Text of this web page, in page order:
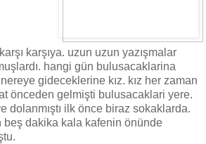
karşıya. uzun uzun yazışmalar
hangi gün bulusacaklarina
gideceklerine kız. kız her zaman
önceden gelmişti bulusacaklari yere.
dolanmıştı ilk önce biraz sokaklarda.
beş dakika kala kafenin önünde